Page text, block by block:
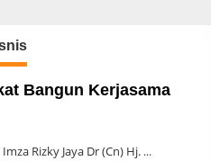
Bangun Kerjasama
Rizky Jaya Dr (Cn) Hj.